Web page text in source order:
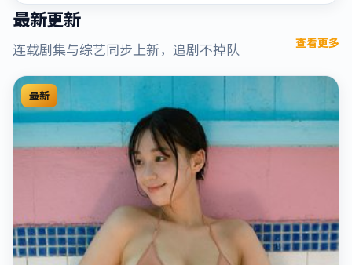
最新更新
连载剧集与综艺同步上新，追剧不掉队 查看更多
最新